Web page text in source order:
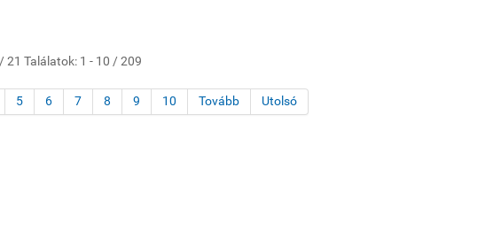
21 Találatok: 1 - 10 / 209
5 6 7 8 9 10 Tovább Utolsó